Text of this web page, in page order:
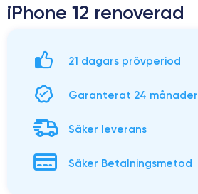
iPhone 12 renoverad
21 dagars prövperiod
Garanterat 24 månader
Säker leverans
Säker Betalningsmetod